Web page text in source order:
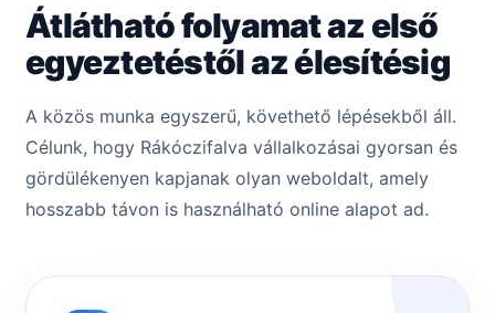
Átlátható folyamat az első
egyeztetéstől az élesítésig
A közös munka egyszerű, követhető lépésekből áll.
Célunk, hogy Rákóczifalva vállalkozásai gyorsan és
gördülékenyen kapjanak olyan weboldalt, amely
hosszabb távon is használható online alapot ad.